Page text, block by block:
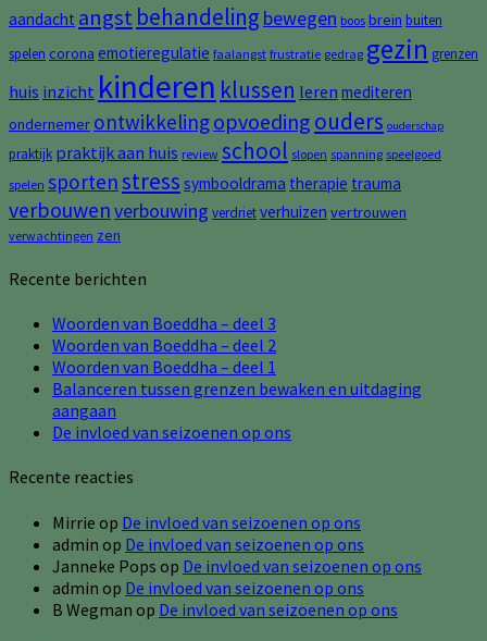
aandacht angst behandeling bewegen boos brein buiten
spelen corona emotieregulatie faalangst frustratie gedrag gezin grenzen
huis inzicht kinderen klussen leren mediteren
ondernemer ontwikkelingopvoeding ouders ouderschap
praktijk praktijk aan huis review school slopen spanning speelgoed
spelen sportenstress symbooldrama therapie trauma
verbouwenverbouwing verdrietverhuizen vertrouwen
verwachtingen zen
Recente berichten
Woorden van Boeddha – deel 3
Woorden van Boeddha – deel 2
Woorden van Boeddha – deel 1
Balanceren tussen grenzen bewaken en uitdaging
aangaan
De invloed van seizoenen op ons
Recente reacties
Mirrie op De invloed van seizoenen op ons
admin op De invloed van seizoenen op ons
Janneke Pops op De invloed van seizoenen op ons
admin op De invloed van seizoenen op ons
B Wegman op De invloed van seizoenen op ons